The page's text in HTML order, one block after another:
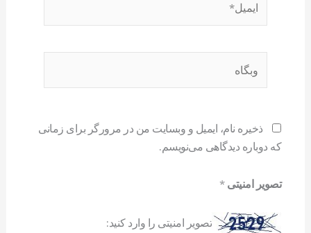
ذخیره نام، ایمیل و وبسایت من در مرورگر برای زمانی
که دوباره دیدگاهی می‌نویسم.
تصویر امنیتی*
تصویر امنیتی را وارد کنید: